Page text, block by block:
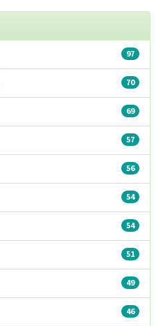
97
70
69
57
56
54
54
51
49
46